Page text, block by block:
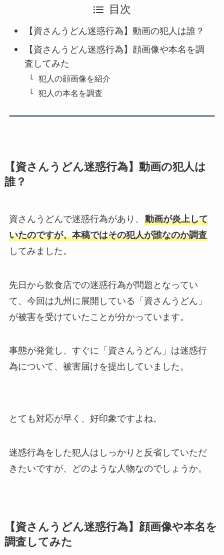
目次
【資さんうどん迷惑行為】動画の犯人は誰？
【資さんうどん迷惑行為】顔画像や本名を調
査してみた
犯人の顔画像を紹介
犯人の本名を調査
【資さんうどん迷惑行為】動画の犯人は
誰？
資さんうどんで迷惑行為があり、 動画が炎上して
いたのですが、本稿ではその犯人が誰なのか調査
してみました。
先日から飲食店での迷惑行為が問題となってい
て、今回は九州に展開している「資さんうどん」
が被害を受けていたことが分かっています。
事態が発覚し、すぐに「資さんうどん」は迷惑行
為について、被害届けを提出していました。
とても対応が早く、好印象ですよね。
迷惑行為をした犯人はしっかりと反省していただ
きたいですが、どのような人物なのでしょうか。
【資さんうどん迷惑行為】顔画像や本名を
調査してみた